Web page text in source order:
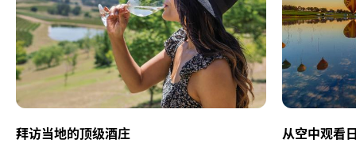
拜访当地的顶级酒庄
从空中观看